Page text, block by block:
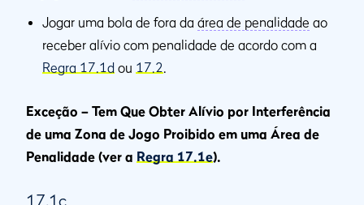
Jogar uma bola de fora da área de penalidade ao
receber alívio com penalidade de acordo com a
Regra 17.1d ou 17.2.
Exceção – Tem Que Obter Alívio por Interferência
de uma Zona de Jogo Proibido em uma Área de
Penalidade (ver a Regra 17.1e).
17.1c